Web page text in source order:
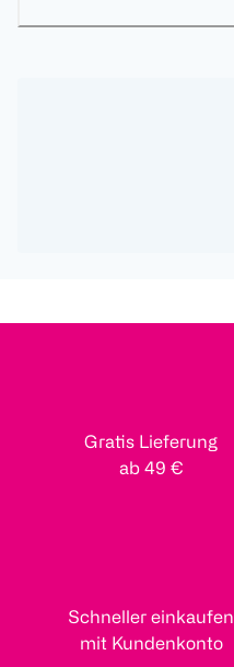
Gratis Lieferung
ab 49 €
Schneller einkaufen
mit Kundenkonto